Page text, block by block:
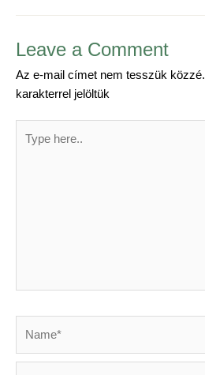
Leave a Comment
Az e-mail címet nem tesszük közzé.
karakterrel jelöltük
here..